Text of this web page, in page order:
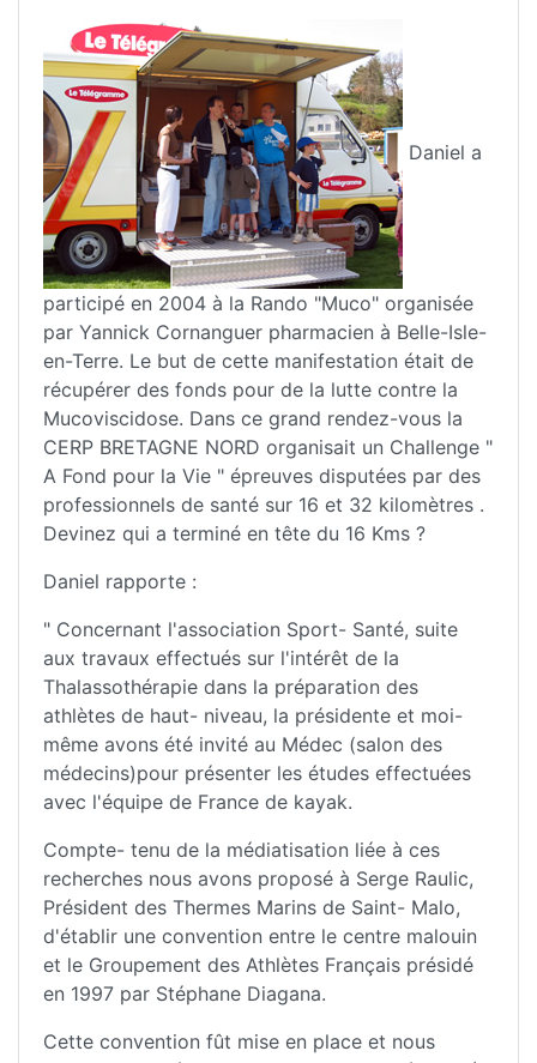
Daniel a
participé en 2004 à la Rando "Muco" organisée
par Yannick Cornanguer pharmacien à Belle-Isle-
en-Terre. Le but de cette manifestation était de
récupérer des fonds pour de la lutte contre la
Mucoviscidose. Dans ce grand rendez-vous la
CERP BRETAGNE NORD organisait un Challenge "
A Fond pour la Vie " épreuves disputées par des
professionnels de santé sur 16 et 32 kilomètres .
Devinez qui a terminé en tête du 16 Kms ?
Daniel rapporte :
" Concernant l'association Sport- Santé, suite
aux travaux effectués sur l'intérêt de la
Thalassothérapie dans la préparation des
athlètes de haut- niveau, la présidente et moi-
même avons été invité au Médec (salon des
médecins)pour présenter les études effectuées
avec l'équipe de France de kayak.
Compte- tenu de la médiatisation liée à ces
recherches nous avons proposé à Serge Raulic,
Président des Thermes Marins de Saint- Malo,
d'établir une convention entre le centre malouin
et le Groupement des Athlètes Français présidé
en 1997 par Stéphane Diagana.
Cette convention fût mise en place et nous